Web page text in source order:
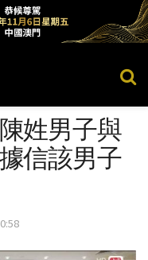
姓男子與
信該男子